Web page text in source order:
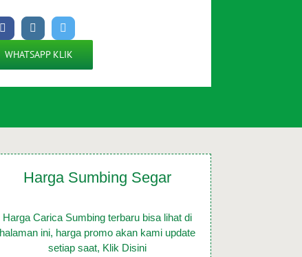
WHATSAPP KLIK
Harga Sumbing Segar
Harga Carica Sumbing terbaru bisa lihat di
halaman ini, harga promo akan kami update
setiap saat, Klik Disini